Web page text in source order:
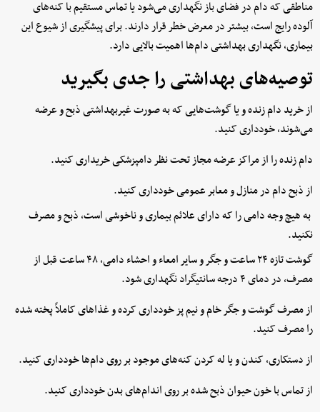
مناطقی که دام در فضای باز نگهداری می‌شود یا تماس مستقیم با کنه‌های
آلوده رایج است، بیشتر در معرض خطر قرار دارند. برای پیشگیری از شیوع این
بیماری، نگهداری بهداشتی دام‌ها اهمیت بالایی دارد.
توصیه‌های بهداشتی را جدی بگیرید
از خرید دام زنده و یا گوشت‌هایی که به صورت غیربهداشتی ذبح و عرضه
می‌شوند، خودداری کنید.
دام زنده را از مراکز عرضه مجاز تحت نظر دامپزشکی خریداری کنید.
از ذبح دام در منازل و معابر عمومی خودداری کنید.
به هیچ وجه دامی را که دارای علائم بیماری و ناخوشی است، ذبح و مصرف
نکنید.
گوشت تازه ۲۴ ساعت و جگر و سایر امعاء و احشاء دامی، ۴۸ ساعت قبل از
مصرف، در دمای ۴ درجه سانتیگراد نگهداری شود.
از مصرف گوشت و جگر خام و نیم پز خودداری کرده و غذاهای کاملاً پخته شده
را مصرف کنید.
از دستکاری، کندن و یا له کردن کنه‌های موجود بر روی دام‌ها خودداری کنید.
از تماس با خون حیوان ذبح شده بر روی اندام‌های بدن خودداری کنید.